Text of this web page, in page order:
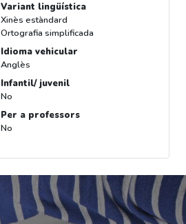
Variant lingüística
Xinès estàndard
Ortografia simplificada
Idioma vehicular
Anglès
Infantil/ juvenil
No
Per a professors
No